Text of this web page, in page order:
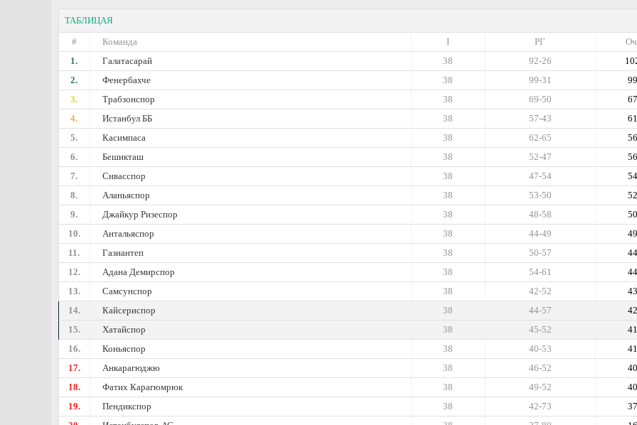
ТАБЛИЦАЯ
#
Команда РГ
I
1.
Галатасарай 92-26
38
2.
Фенербахче 99
99-31
38
3.
Трабзонспор 67
69-50
38
4.
Истанбул ББ 61
57-43
38
5.
Касимпаса 56
62-65
38
6.
Бешикташ 56
52-47
38
7.
Сивасспор 54
47-54
38
8.
Аланьяспор 52
53-50
38
9.
Джайкур Ризеспор 50
48-58
38
10.
Антальяспор 49
44-49
38
11.
Газиантеп 44
50-57
38
12.
Адана Демирспор 44
54-61
38
13.
Самсунспор 43
42-52
38
14.
Кайсериспор 42
44-57
38
15.
Хатайспор 41
45-52
38
16.
Коньяспор 41
40-53
38
17.
Анкарагюджю 40
46-52
38
18.
Фатих Карагюмрюк 40
49-52
38
19.
Пендикспор 37
42-73
38